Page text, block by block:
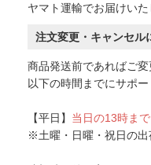
ヤマト運輸でお届けいた
注文変更・キャンセル
商品発送前であればご変
以下の時間までにサポー
【平日】 当日の13時まで
※土曜・日曜・祝日の出